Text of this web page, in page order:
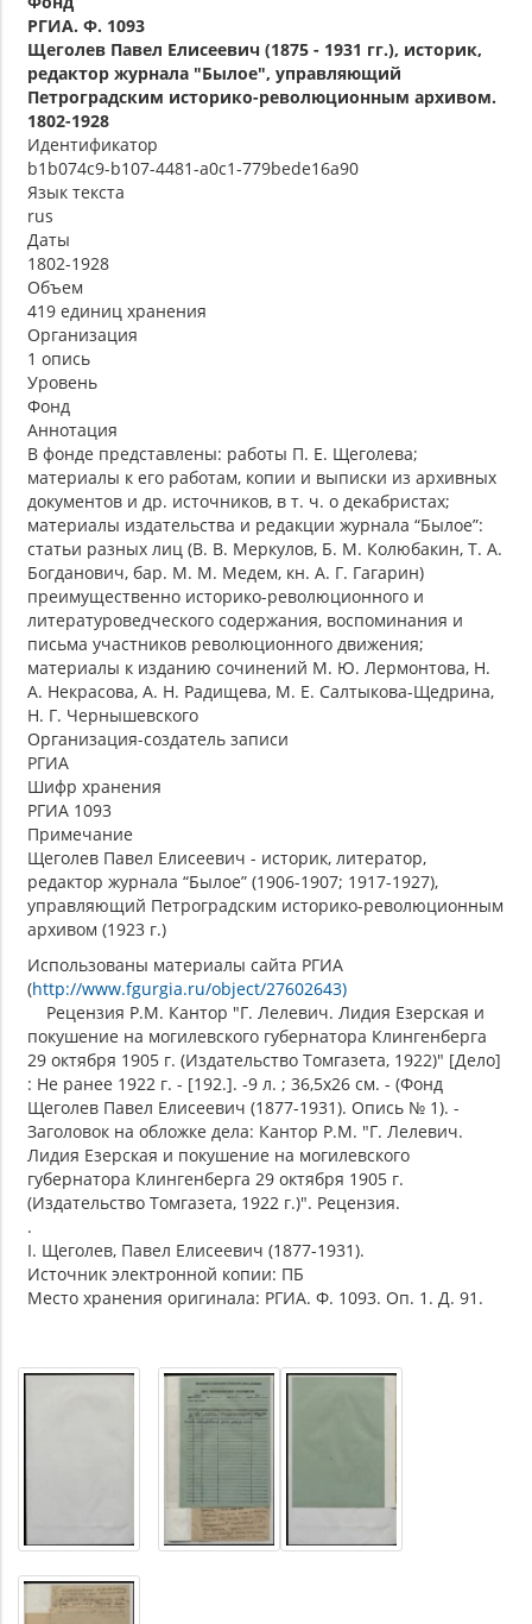
РГИА. Ф. 1093
Щеголев Павел Елисеевич (1875 - 1931 гг.), историк,
редактор журнала "Былое", управляющий
Петроградским историко-революционным архивом.
1802-1928
Идентификатор
b1b074c9-b107-4481-a0c1-779bede16a90
Язык текста
rus
Даты
1802-1928
Объем
419 единиц хранения
Организация
1 опись
Уровень
Фонд
Аннотация
В фонде представлены: работы П. Е. Щеголева;
материалы к его работам, копии и выписки из архивных
документов и др. источников, в т. ч. о декабристах;
материалы издательства и редакции журнала “Былое”:
статьи разных лиц (В. В. Меркулов, Б. М. Колюбакин, Т. А.
Богданович, бар. М. М. Медем, кн. А. Г. Гагарин)
преимущественно историко-революционного и
литературоведческого содержания, воспоминания и
письма участников революционного движения;
материалы к изданию сочинений М. Ю. Лермонтова, Н.
А. Некрасова, А. Н. Радищева, М. Е. Салтыкова-Щедрина,
Н. Г. Чернышевского
Организация-создатель записи
РГИА
Шифр хранения
РГИА 1093
Примечание
Щеголев Павел Елисеевич - историк, литератор,
редактор журнала “Былое” (1906-1907; 1917-1927),
управляющий Петроградским историко-революционным
архивом (1923 г.)
Использованы материалы сайта РГИА
(http://www.fgurgia.ru/object/27602643)
Рецензия Р.М. Кантор "Г. Лелевич. Лидия Езерская и
покушение на могилевского губернатора Клингенберга
29 октября 1905 г. (Издательство Томгазета, 1922)" [Дело]
: Не ранее 1922 г. - [192.]. -9 л. ; 36,5х26 см. - (Фонд
Щеголев Павел Елисеевич (1877-1931). Опись № 1). -
Заголовок на обложке дела: Кантор Р.М. "Г. Лелевич.
Лидия Езерская и покушение на могилевского
губернатора Клингенберга 29 октября 1905 г.
(Издательство Томгазета, 1922 г.)". Рецензия.
.
I. Щеголев, Павел Елисеевич (1877-1931).
Источник электронной копии: ПБ
Место хранения оригинала: РГИА. Ф. 1093. Оп. 1. Д. 91.